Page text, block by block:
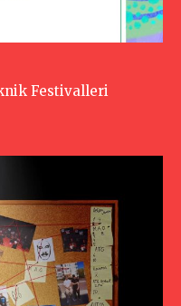
Festivalleri